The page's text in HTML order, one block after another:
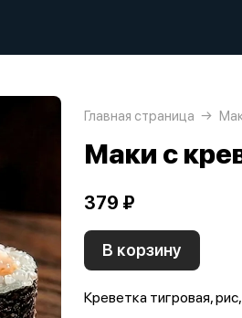
Главная страница
Маки с
379 ₽
В корзину
Креветка тигровая,